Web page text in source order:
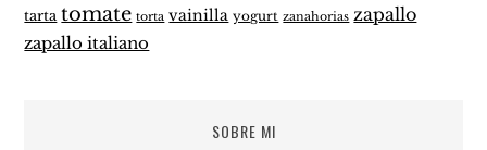
tarta tomate torta vainilla yogurt zanahorias zapallo
zapallo italiano
SOBRE MI